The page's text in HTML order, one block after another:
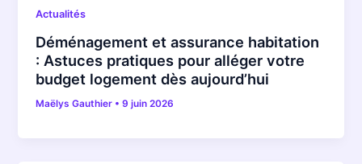
Actualités
Déménagement et assurance habitation
: Astuces pratiques pour alléger votre
budget logement dès aujourd’hui
Maëlys Gauthier •9 juin 2026